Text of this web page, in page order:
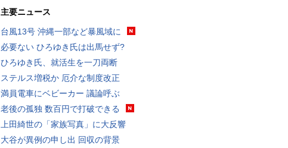
主要ニュース
台風13号 沖縄一部など暴風域に
必要ない ひろゆき氏は出馬せず?
ひろゆき氏、就活生を一刀両断
ステルス増税か 厄介な制度改正
満員電車にベビーカー 議論呼ぶ
老後の孤独 数百円で打破できる
上田綺世の「家族写真」に大反響
大谷が異例の申し出 回収の背景